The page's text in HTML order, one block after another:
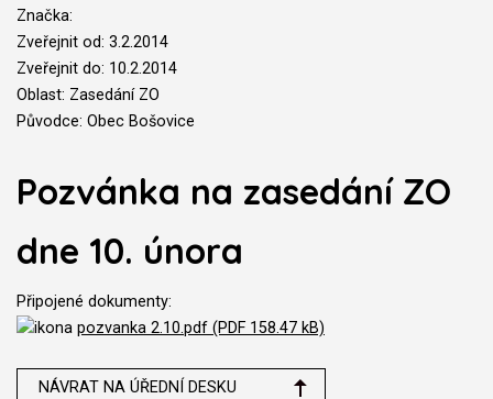
Značka:
Zveřejnit od: 3.2.2014
Zveřejnit do: 10.2.2014
Oblast: Zasedání ZO
Původce: Obec Bošovice
Pozvánka na zasedání ZO
dne 10. února
Připojené dokumenty:
pozvanka 2.10.pdf (PDF 158.47 kB)
NÁVRAT NA ÚŘEDNÍ DESKU